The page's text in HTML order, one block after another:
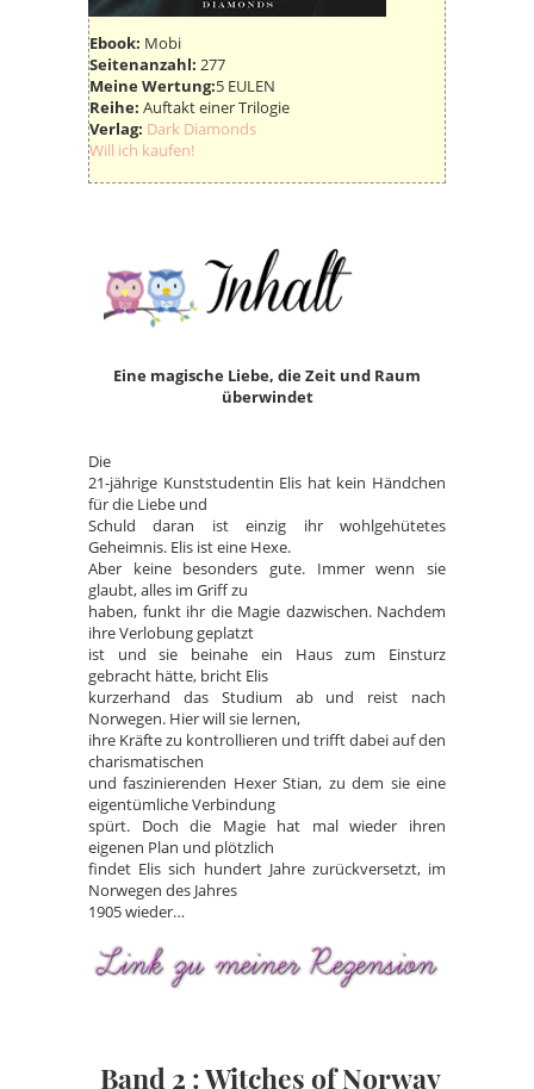
Ebook: Mobi
Seitenanzahl: 277
Meine Wertung:5 EULEN
Reihe: Auftakt einer Trilogie
Verlag: Dark Diamonds
Will ich kaufen!
Eine magische Liebe, die Zeit und Raum
überwindet
Die
21-jährige Kunststudentin Elis hat kein Händchen
für die Liebe und
Schuld daran ist einzig ihr wohlgehütetes
Geheimnis. Elis ist eine Hexe.
Aber keine besonders gute. Immer wenn sie
glaubt, alles im Griff zu
haben, funkt ihr die Magie dazwischen. Nachdem
ihre Verlobung geplatzt
ist und sie beinahe ein Haus zum Einsturz
gebracht hätte, bricht Elis
kurzerhand das Studium ab und reist nach
Norwegen. Hier will sie lernen,
ihre Kräfte zu kontrollieren und trifft dabei auf den
charismatischen
und faszinierenden Hexer Stian, zu dem sie eine
eigentümliche Verbindung
spürt. Doch die Magie hat mal wieder ihren
eigenen Plan und plötzlich
findet Elis sich hundert Jahre zurückversetzt, im
Norwegen des Jahres
1905 wieder…
Band 2 : Witches of Norway